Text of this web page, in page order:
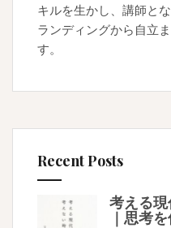
キルを生かし、講師と
ランディングから自立
す。
Recent Posts
考える
｜思考